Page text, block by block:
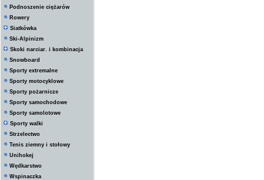
Podnoszenie ciężarów
Rowery
Siatkówka
Ski-Alpinizm
Skoki narciar. i kombinacja
Snowboard
Sporty extremalne
Sporty motocyklowe
Sporty pożarnicze
Sporty samochodowe
Sporty samolotowe
Sporty walki
Strzelectwo
Tenis ziemny i stołowy
Unihokej
Wędkarstwo
Wspinaczka